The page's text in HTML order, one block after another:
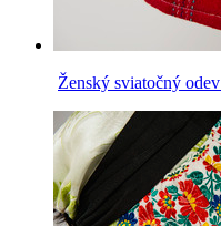
Ženský sviatočný